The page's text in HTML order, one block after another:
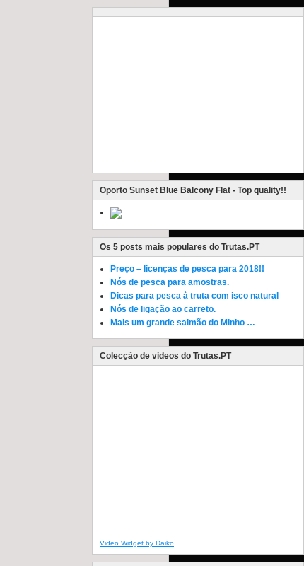
Oporto Sunset Blue Balcony Flat - Top quality!!
Os 5 posts mais populares do Trutas.PT
Preço – licenças de pesca para 2018!!
Nós de pesca para amostras.
Dicas para pesca à truta com isco natural
Nós de ligação ao carreto.
Mais um grande salmão do Minho …
Colecção de videos do Trutas.PT
Video Widget by Daiko